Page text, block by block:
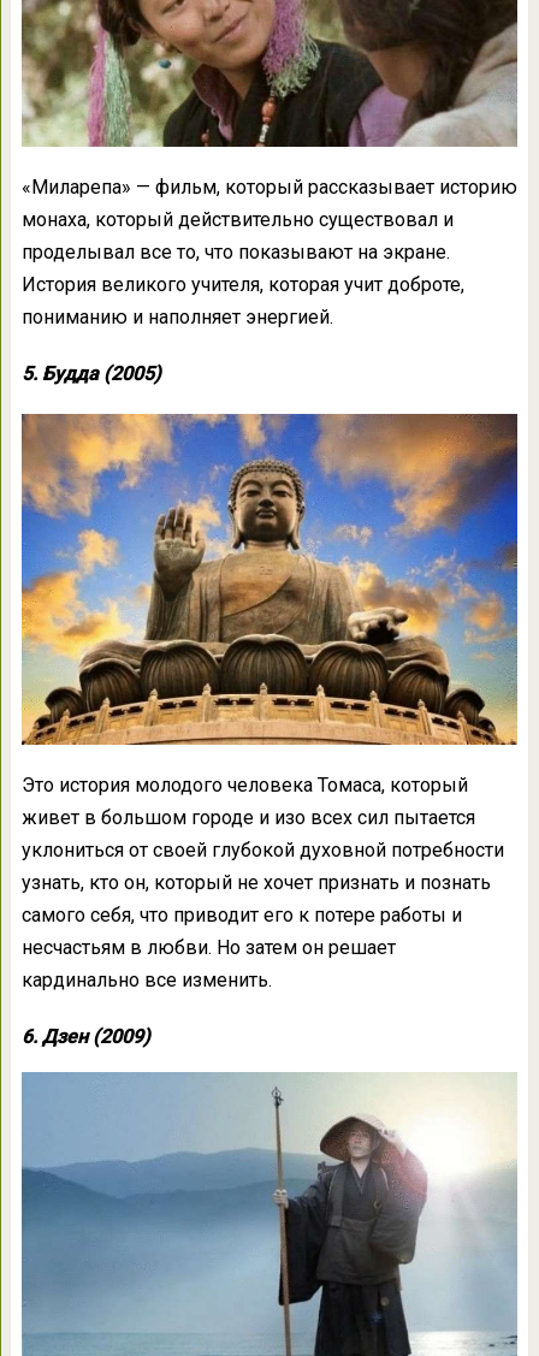
«Миларепа» — фильм, который рассказывает историю
монаха, который действительно существовал и
проделывал все то, что показывают на экране.
История великого учителя, которая учит доброте,
пониманию и наполняет энергией.
5. Будда (2005)
Это история молодого человека Томаса, который
живет в большом городе и изо всех сил пытается
уклониться от своей глубокой духовной потребности
узнать, кто он, который не хочет признать и познать
самого себя, что приводит его к потере работы и
несчастьям в любви. Но затем он решает
кардинально все изменить.
6. Дзен (2009)